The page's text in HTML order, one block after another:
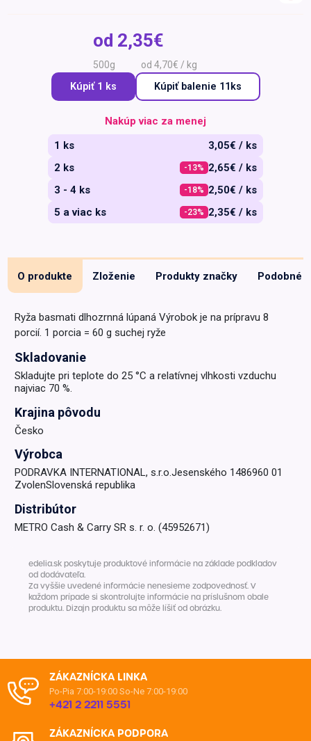
Darčekové
poukazy
Recepty
Drogéria a kozmetika
od 2,35€
500g od 4,70€ / kg
Kúpiť 1 ks Kúpiťbalenie 11ks
Nakúp viac za menej
1 ks
3,05€ / ks
2 ks
-13% 2,65€ / ks
3 - 4 ks
-18% 2,50€ / ks
5 a viac ks
-23% 2,35€ / ks
O produkte Zloženie Produkty značky Podobné
Ryža basmati dlhozrnná lúpaná Výrobok je na prípravu 8
porcií. 1 porcia = 60 g suchej ryže
Skladovanie
Skladujte pri teplote do 25 °C a relatívnej vlhkosti vzduchu
najviac 70 %.
Krajina pôvodu
Česko
Výrobca
PODRAVKA INTERNATIONAL, s.r.o.Jesenského 1486960 01
ZvolenSlovenská republika
Distribútor
METRO Cash & Carry SR s. r. o. (45952671)
edelia.sk poskytuje produktové informácie na základe podkladov
od dodávateľa.
Za vyššie uvedené informácie nenesieme zodpovednosť. V
každom prípade si skontrolujte informácie na príslušnom obale
produktu. Dizajn produktu sa môže líšiť od obrázku.
ZÁKAZNÍCKA LINKA
Po-Pia 7:00-19:00 So-Ne 7:00-19:00
+421 2 2211 5551
ZÁKAZNÍCKA PODPORA